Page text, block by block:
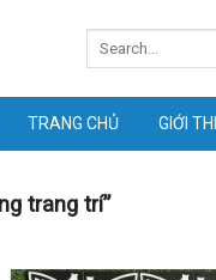
TRANG CHỦ GIỚI
trang trí”